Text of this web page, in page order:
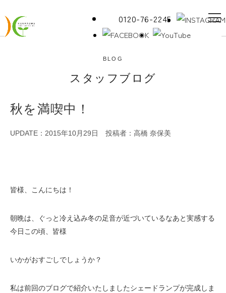
0120-76-2245
BLOG
スタッフブログ
秋を満喫中！
UPDATE：2015年10月29日 投稿者：高橋 奈保美
皆様、こんにちは！
朝晩は、ぐっと冷え込み冬の足音が近づいているなあと実感する
今日この頃、皆様
いかがおすごしでしょうか？
私は前回のブログで紹介いたしましたシェードランプが完成しま